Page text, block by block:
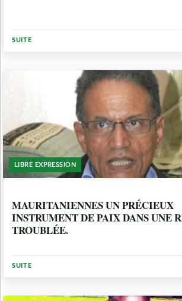
SUITE
LIBRE EXPRESSION
MAURITANIENNES UN PRÉCIEUX
INSTRUMENT DE PAIX DANS UNE
TROUBLÉE.
SUITE